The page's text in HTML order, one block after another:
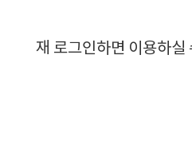
재 로그인하면 이용하실